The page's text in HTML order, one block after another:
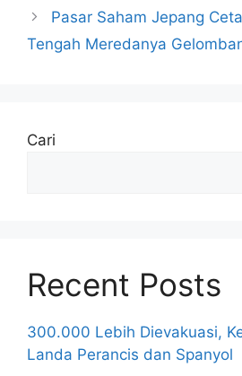
Pasar Saham Jepang
Tengah Meredanya
Cari
Recent Posts
300.000 Lebih Dievakuasi,
Landa Perancis dan Spanyol